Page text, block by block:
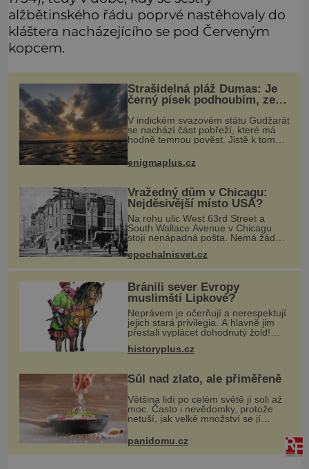
alžbětinského řádu poprvé nastěhovaly do
kláštera nacházejícího se pod Červeným
kopcem.
Strašidelná pláž Dumas: Je
černý písek podhoubím, ze
V indickém svazovém státu Gudžarát
se nachází část pobřeží, které má
hodně temnou pověst. Jistě k tomu
přispívá i černý písek této pláže.
Proč má pláž takové netypické
zbarvení? Nakolik jsou pravdivé
enigmaplus.cz
Vražedný dům v Chicagu:
Nejděsivější místo USA?
Na rohu ulic West 63rd Street a
South Wallace Avenue v Chicagu
stojí nenápadná pošta. Nemá žádný
speciální nápis ani pamětní desku. A
přesto prý místní zaměstnanci neradi
chodí do sklepa. Právě tady t
epochalnisvet.cz
Bránili sever Evropy
muslimští Lipkové?
Neprávem je očerňují a nerespektují
jejich stará privilegia. A hlavně jim
přestali vyplácet dohodnutý žold!
hlasitě protestují, jenže spravedlnosti
historyplus.cz
Sůl nad zlato, ale přiměřeně
Většina lidí po celém světě jí soli až
moc. Často i nevědomky, protože
netuší, jak velké množství se jí
potravinách, dokonce i těch
sladkých. Sůl je zdravá
panidomu.cz